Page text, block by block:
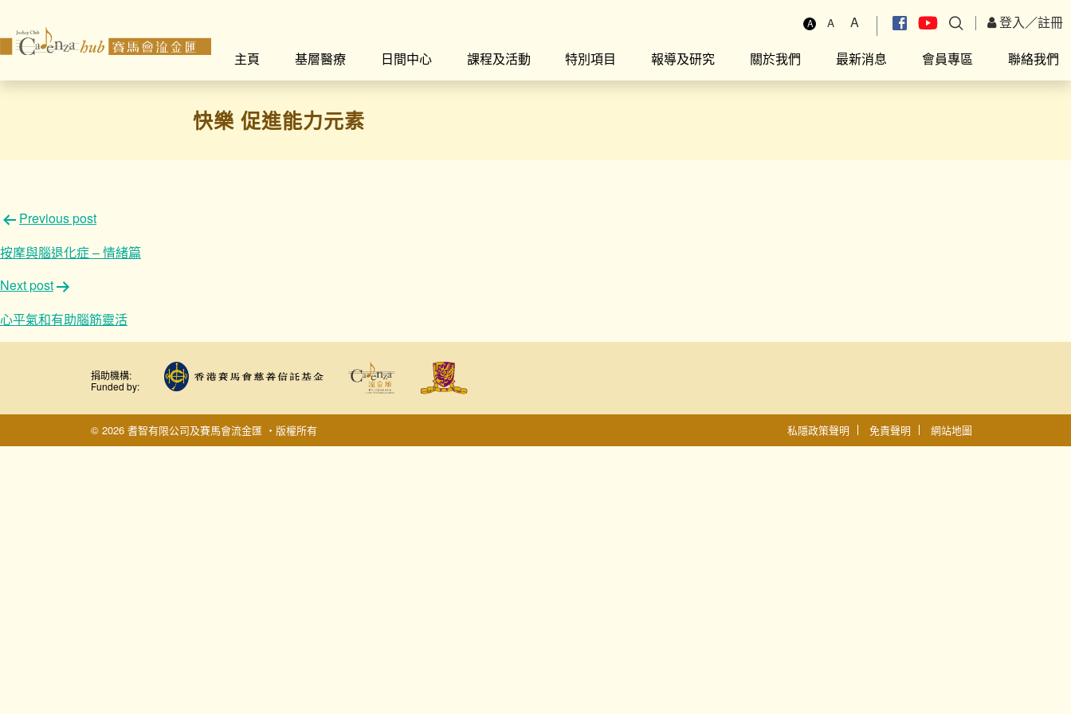
A A A 登入／註冊
主頁
基層醫療 日間中心 課程及活動 特別項目 報導及研究 關於我們 最新消息 會員專區 聯絡我們
快樂 促進能力元素
文
章
導
覽
Previous post
按摩與腦退化症 – 情緒篇
Next post
心平氣和有助腦筋靈活
捐助機構:
Funded by:
© 2026 耆智有限公司及賽馬會流金匯 ‧版權所有 私隱政策聲明 免責聲明 網站地圖